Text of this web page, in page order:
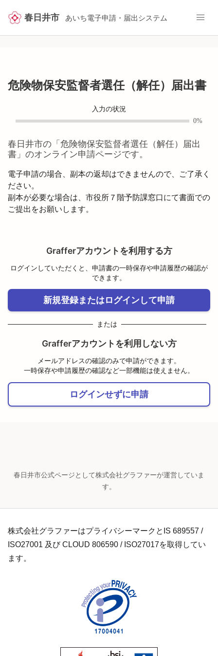
春日井市 あいち電子申請・届出システム
危険物保安監督者選任（解任）届出書
入力の状況
0%
春日井市の「 危険物保安監督者選任（解任）届出
書 」のオンライン申請ページです。
電子申請の場合、副本の返却はできませんので、ご了承く
ださい。
副本が必要な場合は、市役所７階予防課窓口にて書面での
ご提出をお願いします。
Grafferアカウントを利用する方
ログインしていただくと、申請書の一時保存や申請履歴の確認が
できます。
新規登録またはログインして申請
または
Grafferアカウントを利用しない方
メールアドレスの確認のみで申請ができます。
一時保存や申請履歴の確認など一部機能は使えません。
ログインせずに申請
春日井市公式ページとして株式会社グラファーが運営していま
す。
株式会社グラファーはプライバシーマークとIS 689557 /
ISO27001 及び CLOUD 806590 / ISO27017を取得してい
ます。